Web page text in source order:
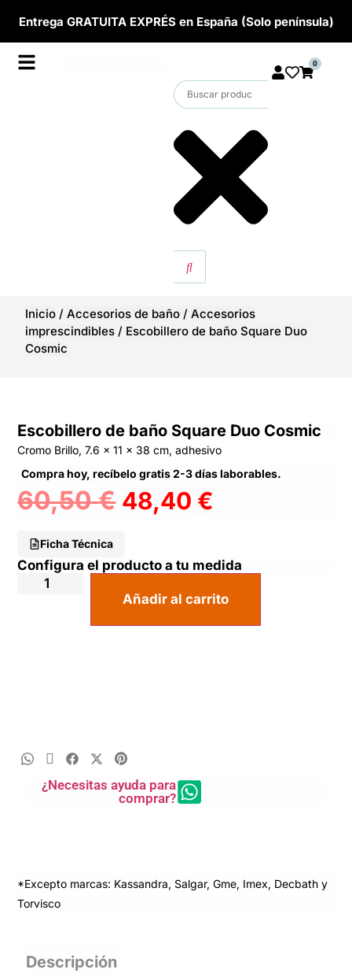
Entrega GRATUITA EXPRÉS en España (Solo península)
0
Inicio /Accesorios de baño /Accesorios
imprescindibles / Escobillero de baño Square Duo
Cosmic
Escobillero de baño Square Duo Cosmic
Cromo Brillo, 7.6 x 11 x 38 cm, adhesivo
Compra hoy, recíbelo gratis 2-3 días laborables.
60,50€ 48,40 €
Ficha Técnica
Configura el producto a tu medida
Añadir al carrito
¿Necesitas ayuda para
comprar?
*Excepto marcas: Kassandra, Salgar, Gme, Imex, Decbath y
Torvisco
Descripción